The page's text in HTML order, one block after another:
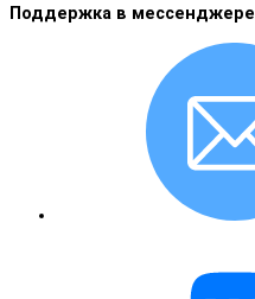
Поддержка в мессенджере